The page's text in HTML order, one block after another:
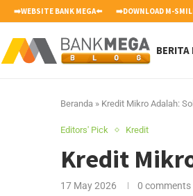
➡️WEBSITE BANK MEGA⬅️ ➡️DOWNLOAD M-
BERITA
Beranda » Kredit Mikro Adalah:
Editors' Pick Kredit
Kredit
17 May 2026 0 comments